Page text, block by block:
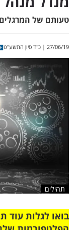
המרגלים
שלח לחבר